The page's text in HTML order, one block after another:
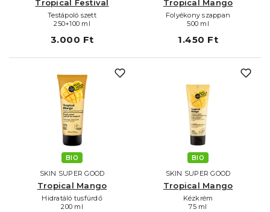
Tropical Festival
Testápoló szett
250+100 ml
3.000 Ft
Tropical Mango
Folyékony szappan
500 ml
1.450 Ft
BIO
SKIN SUPER GOOD
Tropical Mango
Hidratáló tusfürdő
200 ml
BIO
SKIN SUPER GOOD
Tropical Mango
Kézkrém
75 ml